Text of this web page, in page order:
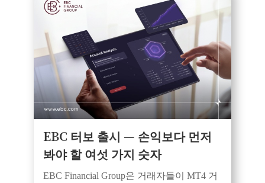
EBC 터보 출시 — 손익보다 먼저
봐야 할 여섯 가지 숫자
EBC Financial Group은 거래자들이 MT4 거